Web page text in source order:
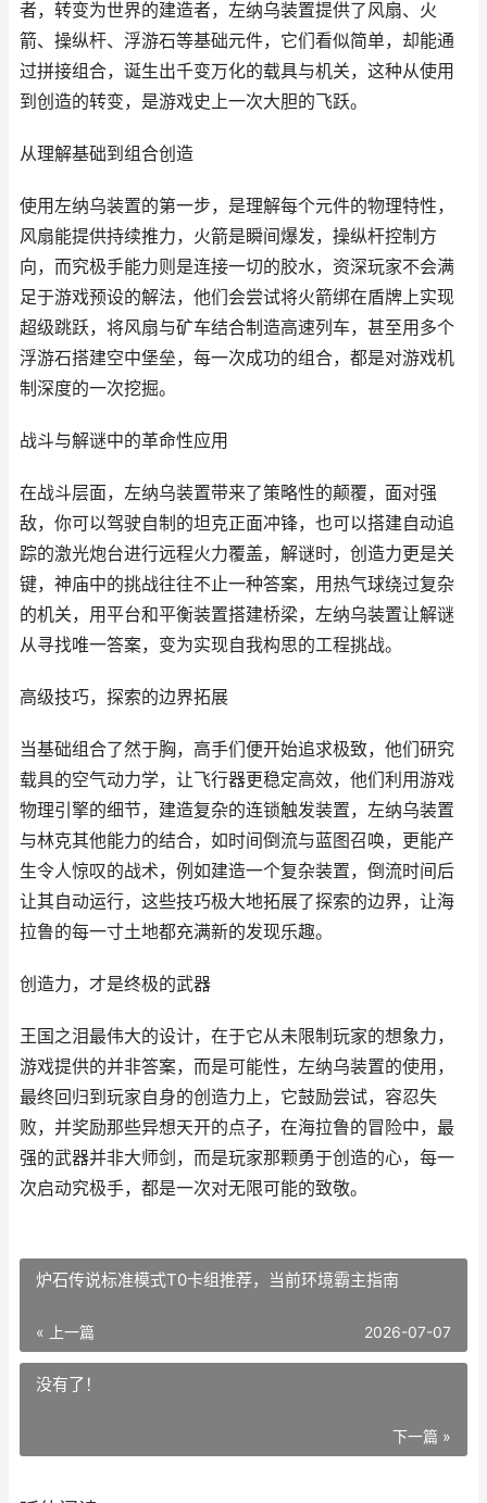
者，转变为世界的建造者，左纳乌装置提供了风扇、火
箭、操纵杆、浮游石等基础元件，它们看似简单，却能通
过拼接组合，诞生出千变万化的载具与机关，这种从使用
到创造的转变，是游戏史上一次大胆的飞跃。
从理解基础到组合创造
使用左纳乌装置的第一步，是理解每个元件的物理特性，
风扇能提供持续推力，火箭是瞬间爆发，操纵杆控制方
向，而究极手能力则是连接一切的胶水，资深玩家不会满
足于游戏预设的解法，他们会尝试将火箭绑在盾牌上实现
超级跳跃，将风扇与矿车结合制造高速列车，甚至用多个
浮游石搭建空中堡垒，每一次成功的组合，都是对游戏机
制深度的一次挖掘。
战斗与解谜中的革命性应用
在战斗层面，左纳乌装置带来了策略性的颠覆，面对强
敌，你可以驾驶自制的坦克正面冲锋，也可以搭建自动追
踪的激光炮台进行远程火力覆盖，解谜时，创造力更是关
键，神庙中的挑战往往不止一种答案，用热气球绕过复杂
的机关，用平台和平衡装置搭建桥梁，左纳乌装置让解谜
从寻找唯一答案，变为实现自我构思的工程挑战。
高级技巧，探索的边界拓展
当基础组合了然于胸，高手们便开始追求极致，他们研究
载具的空气动力学，让飞行器更稳定高效，他们利用游戏
物理引擎的细节，建造复杂的连锁触发装置，左纳乌装置
与林克其他能力的结合，如时间倒流与蓝图召唤，更能产
生令人惊叹的战术，例如建造一个复杂装置，倒流时间后
让其自动运行，这些技巧极大地拓展了探索的边界，让海
拉鲁的每一寸土地都充满新的发现乐趣。
创造力，才是终极的武器
王国之泪最伟大的设计，在于它从未限制玩家的想象力，
游戏提供的并非答案，而是可能性，左纳乌装置的使用，
最终回归到玩家自身的创造力上，它鼓励尝试，容忍失
败，并奖励那些异想天开的点子，在海拉鲁的冒险中，最
强的武器并非大师剑，而是玩家那颗勇于创造的心，每一
次启动究极手，都是一次对无限可能的致敬。
炉石传说标准模式T0卡组推荐，当前环境霸主指南
« 上一篇 2026-07-07
没有了！
下一篇 »